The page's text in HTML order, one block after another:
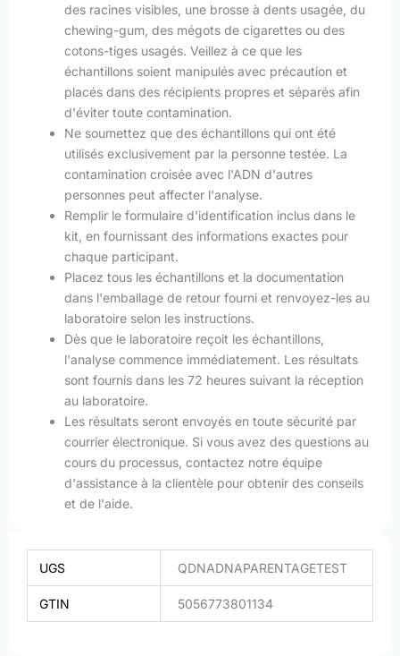
des racines visibles, une brosse à dents usagée, du
chewing-gum, des mégots de cigarettes ou des
cotons-tiges usagés. Veillez à ce que les
échantillons soient manipulés avec précaution et
placés dans des récipients propres et séparés afin
d'éviter toute contamination.
Ne soumettez que des échantillons qui ont été
utilisés exclusivement par la personne testée. La
contamination croisée avec l'ADN d'autres
personnes peut affecter l'analyse.
Remplir le formulaire d'identification inclus dans le
kit, en fournissant des informations exactes pour
chaque participant.
Placez tous les échantillons et la documentation
dans l'emballage de retour fourni et renvoyez-les au
laboratoire selon les instructions.
Dès que le laboratoire reçoit les échantillons,
l'analyse commence immédiatement. Les résultats
sont fournis dans les 72 heures suivant la réception
au laboratoire.
Les résultats seront envoyés en toute sécurité par
courrier électronique. Si vous avez des questions au
cours du processus, contactez notre équipe
d'assistance à la clientèle pour obtenir des conseils
et de l'aide.
UGS QDNADNAPARENTAGETEST
GTIN 5056773801134